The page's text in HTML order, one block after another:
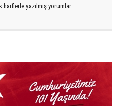
yazılmış yorumlar